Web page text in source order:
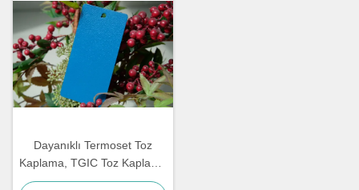
Dayanıklı Termoset Toz
Kaplama, TGIC Toz Kaplama
Süper Hava Duruma